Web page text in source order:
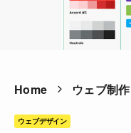
Home ウェブ制作
ウェブデザイン